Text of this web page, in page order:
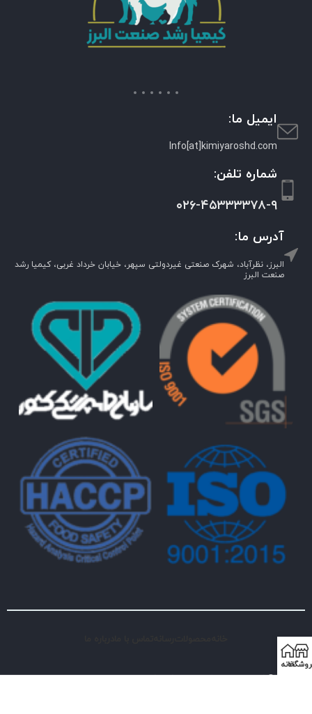
ایمیل ما:
Info[at]kimiyaroshd.com
شماره تلفن:
۰۲۶-۴۵۳۳۳۳۷۸-۹
آدرس ما:
البرز، نظرآباد، شهرک صنعتی غیردولتی سپهر، خیابان خرداد غربی، کیمیا رشد
صنعت البرز
© کلیه حقوق اثر برای شرکت کیمیا رشد البرز محفوظ است
خانه